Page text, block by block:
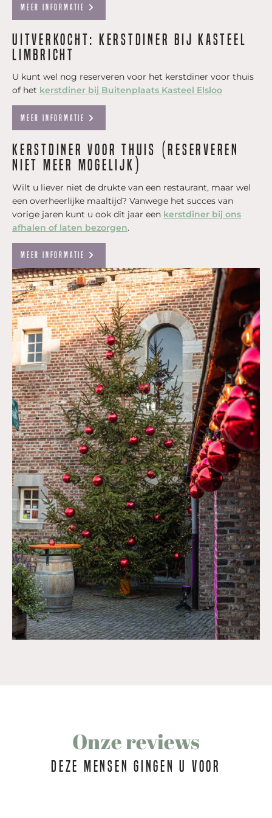
Meer informatie
Uitverkocht: Kerstdiner bij Kasteel
Limbricht
U kunt wel nog reserveren voor het kerstdiner voor thuis
of het kerstdiner bij Buitenplaats Kasteel Elsloo
Meer informatie
Kerstdiner voor thuis (reserveren
niet meer mogelijk)
Wilt u liever niet de drukte van een restaurant, maar wel
een overheerlijke maaltijd? Vanwege het succes van
vorige jaren kunt u ook dit jaar een kerstdiner bij ons
afhalen of laten bezorgen.
Meer informatie
Onze reviews
Deze mensen gingen u voor